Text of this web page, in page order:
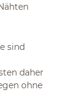
sind
daher
ohne